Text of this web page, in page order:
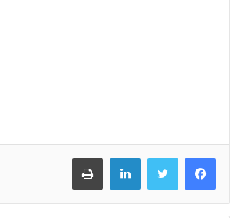
فيسبوك تويتر لينكدإن طباعة